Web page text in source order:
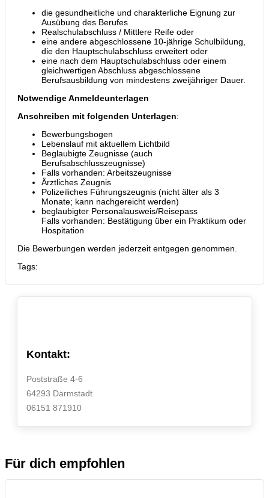
die gesundheitliche und charakterliche Eignung zur
Ausübung des Berufes
Realschulabschluss / Mittlere Reife oder
eine andere abgeschlossene 10-jährige Schulbildung,
die den Hauptschulabschluss erweitert oder
eine nach dem Hauptschulabschluss oder einem
gleichwertigen Abschluss abgeschlossene
Berufsausbildung von mindestens zweijähriger Dauer.
Notwendige Anmeldeunterlagen
Anschreiben mit folgenden Unterlagen:
Bewerbungsbogen
Lebenslauf mit aktuellem Lichtbild
Beglaubigte Zeugnisse (auch
Berufsabschlusszeugnisse)
Falls vorhanden: Arbeitszeugnisse
Ärztliches Zeugnis
Polizeiliches Führungszeugnis (nicht älter als 3
Monate; kann nachgereicht werden)
beglaubigter Personalausweis/Reisepass
Falls vorhanden: Bestätigung über ein Praktikum oder
Hospitation
Die Bewerbungen werden jederzeit entgegen genommen.
Tags:
Kontakt:
Poststraße 4-6
64293 Darmstadt
06151 871910
Für dich empfohlen